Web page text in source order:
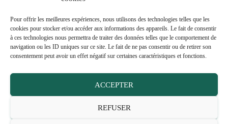
Pour offrir les meilleures expériences, nous utilisons des technologies telles que les
cookies pour stocker et/ou accéder aux informations des appareils. Le fait de consentir
à ces technologies nous permettra de traiter des données telles que le comportement de
navigation ou les ID uniques sur ce site. Le fait de ne pas consentir ou de retirer son
consentement peut avoir un effet négatif sur certaines caractéristiques et fonctions.
ACCEPTER
REFUSER
PÔLE D’ACTIVITÉS ET DE SOINS ADAPTÉS LA RÉSIDENCE
JARDIN THÉRAPEUTIQUE DÉDIÉ À L’UNITÉ DE VIE PROTÉGÉE